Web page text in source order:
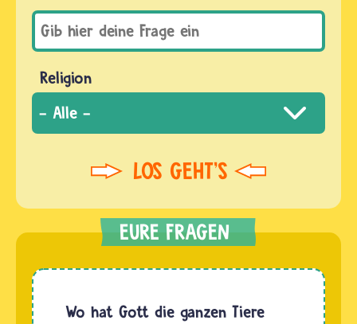
Religion
Wo hat Gott die ganzen Tiere